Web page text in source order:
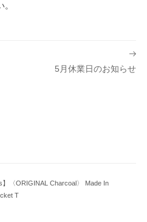
5月休業日のお知らせ
】〈ORIGINAL Charcoal〉 Made In
T